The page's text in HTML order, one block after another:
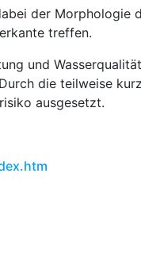
der Morphologie
treffen.
und
die teilweise
ausgesetzt.